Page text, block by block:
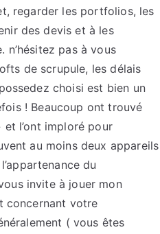
regarder les portfolios, les
des devis et à les
pas à vous
de scrupule, les délais
choisi est bien un
! Beaucoup ont trouvé
l’ont imploré pour
au moins deux appareils
du
invite à jouer mon
concernant votre
( vous êtes